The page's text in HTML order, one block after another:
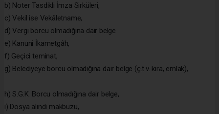
b) Noter Tasdikli İmza Sirküleri,
c) Vekil ise Vekâletname,
d) Vergi borcu olmadığına dair belge
e) Kanuni İkametgâh,
f) Geçici teminat,
g) Belediyeye borcu olmadığına dair belge (ç.t.v. kira, emlak),
h) S.G.K. Borcu olmadığına dair belge,
ı) Dosya alındı makbuzu,